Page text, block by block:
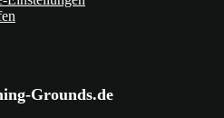
Grounds.de